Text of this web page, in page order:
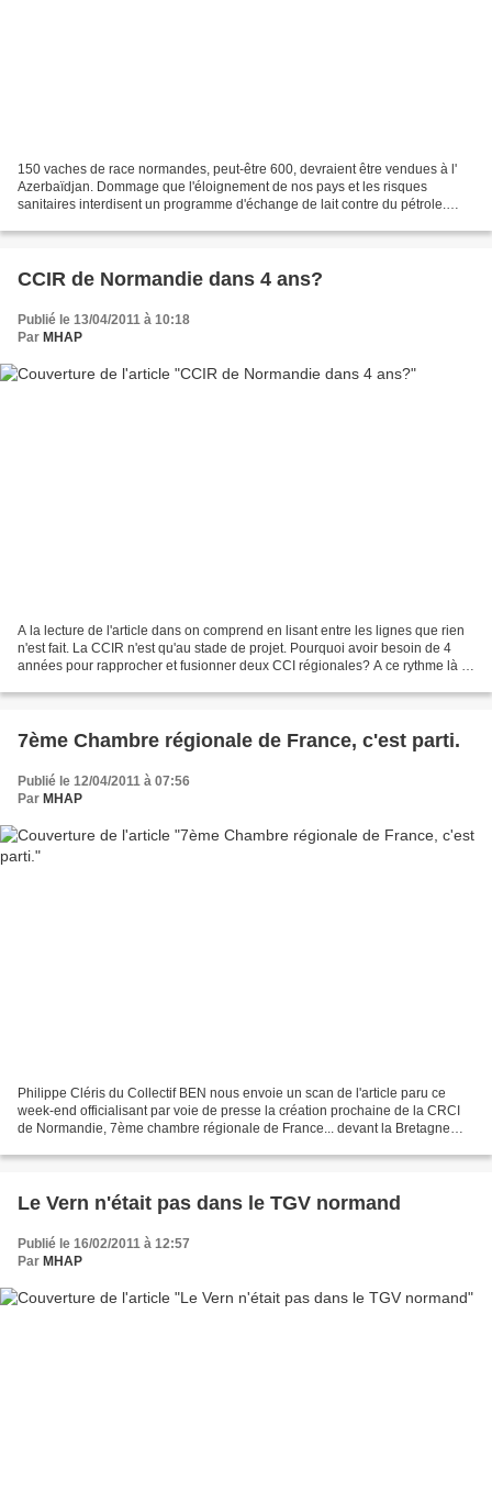
150 vaches de race normandes, peut-être 600, devraient être vendues à l'
Azerbaïdjan. Dommage que l'éloignement de nos pays et les risques
sanitaires interdisent un programme d'échange de lait contre du pétrole.
CCIR de Normandie dans 4 ans?
Publié le 13/04/2011 à 10:18
Par MHAP
A la lecture de l'article dans on comprend en lisant entre les lignes que rien
n'est fait. La CCIR n'est qu'au stade de projet. Pourquoi avoir besoin de 4
années pour rapprocher et fusionner deux CCI régionales? A ce rythme là la
7ème Chambre régionale de France, c'est parti.
Publié le 12/04/2011 à 07:56
Par MHAP
Philippe Cléris du Collectif BEN nous envoie un scan de l'article paru ce
week-end officialisant par voie de presse la création prochaine de la CRCI
de Normandie, 7ème chambre régionale de France... devant la Bretagne
Le Vern n'était pas dans le TGV normand
Publié le 16/02/2011 à 12:57
Par MHAP